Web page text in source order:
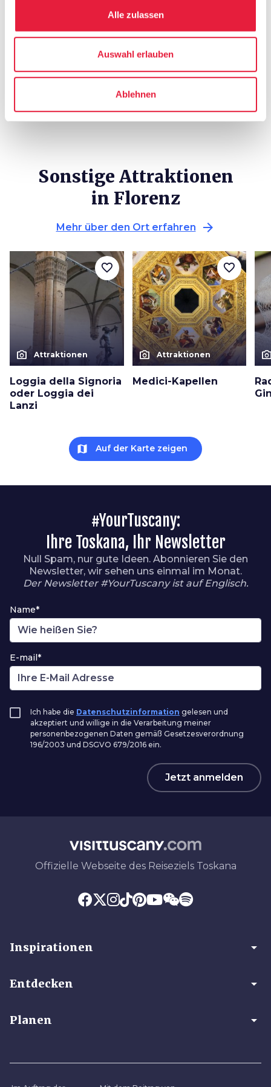
Alle zulassen
Auswahl erlauben
Ablehnen
local_library Karten und Reiseführer chevron_right
Sonstige Attraktionen
in Florenz
Mehr über den Ort erfahren arrow_forward
photo_camera Attraktionen
Loggia della Signoria
oder Loggia dei
Lanzi
favorite_border
photo_camera Attraktionen
Medici-Kapellen
favorite_border
map Auf der Karte zeigen
#YourTuscany:
Ihre Toskana, Ihr Newsletter
Null Spam, nur gute Ideen. Abonnieren Sie den
Newsletter, wir sehen uns einmal im Monat.
Der Newsletter #YourTuscany ist auf Englisch.
Name*
E-mail*
Ich habe die Datenschutzinformation gelesen und
akzeptiert und willige in die Verarbeitung meiner
personenbezogenen Daten gemäß Gesetzesverordnung
196/2003 und DSGVO 679/2016 ein.
Jetzt anmelden
Offizielle Webseite des Reiseziels Toskana
Inspirationen arrow_drop_down
Entdecken arrow_drop_down
Planen arrow_drop_down